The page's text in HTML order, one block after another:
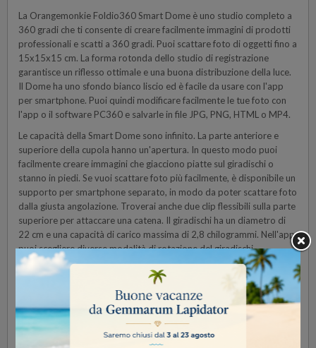
La Orangemonkie Foldio360 Smart Dome è uno studio completo a
360 gradi che ti consente di creare facilmente immagini di prodotti
professionali e scatti a 360 gradi. Puoi scattare foto di oggetti fino a
15x15x15 cm. La forma rotonda dello studio di registrazione
garantisce un riflesso ottimale e una buona distribuzione della luce.
Il Dome ha uno sfondo bianco liscio ed è facile da usare con l'app
per smartphone. Puoi quindi modificare facilmente le tue foto con
l'app o il software PC360 e salvarle in file JPG, PNG, HTML o MP4.
Le capacità della Smart Dome sono infinito. La parte anteriore e
superiore della cupola hanno un'apertura. In questo modo puoi
facilmente creare immagini che giacciono piatte sul giradischi o
stanno in piedi. Se vuoi scattare foto più facilmente, è disponibile un
supporto per smartphone separato, in modo da poter scattare foto
dalla giusta angolazione. Troverai anche due clip flessibili sulla parte
superiore per attaccare una catena. Il giradischi ha un diametro di
22 cm e una capacità di carico massima di 2,8 chilogrammi. Nell'app
puoi scegliere diverse modalità di rotazione del giradischi.
Il Dome ha un ambiente illuminato in modo diffuso grazie alle 258
luci a LED. Ciò garantisce che i prodotti vengano catturati con
un'ombra quanto più vicina possibile e che il colore appaia fedele
alla realtà. Queste luci LED sono composte da 129 LED caldi
(2300K) e 129 LED freddi (5600K). La temperatura del colore è
facile da regolare in base alla luce ambientale. Il valore CRI è